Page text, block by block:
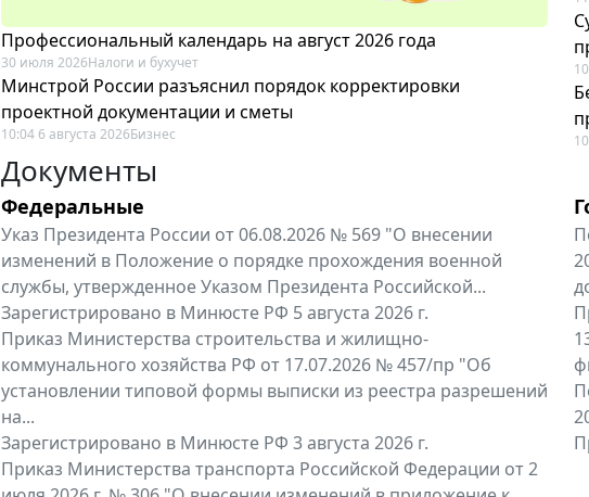
Профессиональный календарь на август 2026 года
30 июля 2026Налоги и бухучет
Минстрой России разъяснил порядок корректировки
проектной документации и сметы
10:04 6 августа 2026Бизнес
Документы
Федеральные
Указ Президента России от 06.08.2026 № 569 "О внесении
изменений в Положение о порядке прохождения военной
службы, утвержденное Указом Президента Российской...
Зарегистрировано в Минюсте РФ 5 августа 2026 г.
Приказ Министерства строительства и жилищно-
коммунального хозяйства РФ от 17.07.2026 № 457/пр "Об
установлении типовой формы выписки из реестра разрешений
на...
Зарегистрировано в Минюсте РФ 3 августа 2026 г.
Приказ Министерства транспорта Российской Федерации от 2